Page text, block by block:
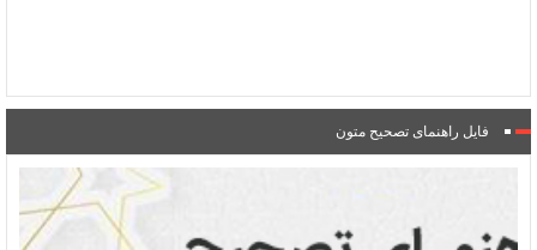
فایل راهنمای تصحیح متون